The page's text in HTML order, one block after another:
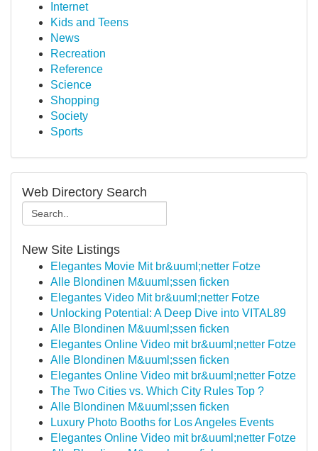
Internet
Kids and Teens
News
Recreation
Reference
Science
Shopping
Society
Sports
Web Directory Search
New Site Listings
Elegantes Movie Mit br&uuml;netter Fotze
Alle Blondinen M&uuml;ssen ficken
Elegantes Video Mit br&uuml;netter Fotze
Unlocking Potential: A Deep Dive into VITAL89
Alle Blondinen M&uuml;ssen ficken
Elegantes Online Video mit br&uuml;netter Fotze
Alle Blondinen M&uuml;ssen ficken
Elegantes Online Video mit br&uuml;netter Fotze
The Two Cities vs. Which City Rules Top ?
Alle Blondinen M&uuml;ssen ficken
Luxury Photo Booths for Los Angeles Events
Elegantes Online Video mit br&uuml;netter Fotze